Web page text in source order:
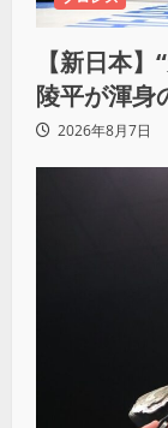
【新日本
陵平が渾身
らタップ奪
2026年8月7日